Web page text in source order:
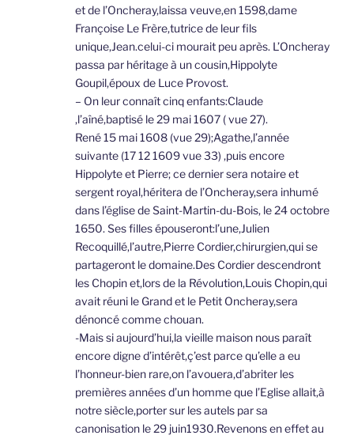
et de l’Oncheray,laissa veuve,en 1598,dame
Françoise Le Frère,tutrice de leur fils
unique,Jean.celui-ci mourait peu après. L’Oncheray
passa par héritage à un cousin,Hippolyte
Goupil,époux de Luce Provost.
– On leur connaît cinq enfants:Claude
,l’aîné,baptisé le 29 mai 1607 ( vue 27).
René 15 mai 1608 (vue 29);Agathe,l’année
suivante (17 12 1609 vue 33) ,puis encore
Hippolyte et Pierre; ce dernier sera notaire et
sergent royal,héritera de l’Oncheray,sera inhumé
dans l’église de Saint-Martin-du-Bois, le 24 octobre
1650. Ses filles épouseront:l’une,Julien
Recoquillé,l’autre,Pierre Cordier,chirurgien,qui se
partageront le domaine.Des Cordier descendront
les Chopin et,lors de la Révolution,Louis Chopin,qui
avait réuni le Grand et le Petit Oncheray,sera
dénoncé comme chouan.
-Mais si aujourd’hui,la vieille maison nous paraît
encore digne d’intérêt,ç’est parce qu’elle a eu
l’honneur-bien rare,on l’avouera,d’abriter les
premières années d’un homme que l’Eglise allait,à
notre siècle,porter sur les autels par sa
canonisation le 29 juin1930.Revenons en effet au